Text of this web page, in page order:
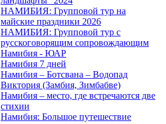
НАМИБИЯ: Групповой тур на
майские праздники 2026
НАМИБИЯ: Групповой тур с
русскоговорящим сопровождающим
Намибия - ЮАР
Намибия 7 дней
Намибия – Ботсвана – Водопад
Виктория (Замбия, Зимбабве)
Намибия – место, где встречаются две
стихии
Намибия: Большое путешествие